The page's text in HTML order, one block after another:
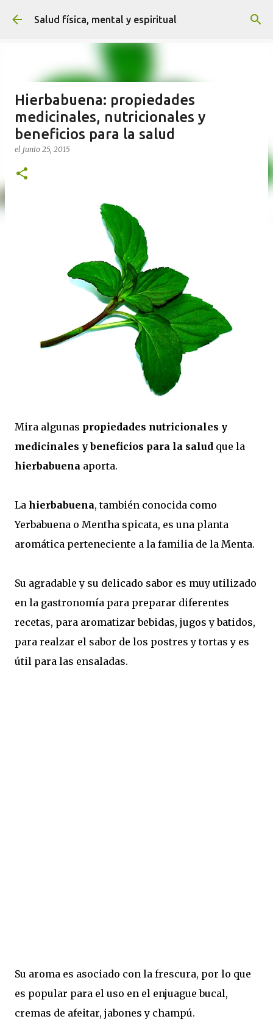
Ir al contenido principal
Salud física, mental y espiritual
Hierbabuena: propiedades
medicinales, nutricionales y
beneficios para la salud
el junio 25, 2015
Mira algunas propiedades nutricionales y
medicinales y beneficios para la salud que la
hierbabuena aporta.
La hierbabuena, también conocida como
Yerbabuena o Mentha spicata, es una planta
aromática perteneciente a la familia de la Menta.
Su agradable y su delicado sabor es muy utilizado
en la gastronomía para preparar diferentes
recetas, para aromatizar bebidas, jugos y batidos,
para realzar el sabor de los postres y tortas y es
útil para las ensaladas.
Su aroma es asociado con la frescura, por lo que
es popular para el uso en el enjuague bucal,
cremas de afeitar, jabones y champú.